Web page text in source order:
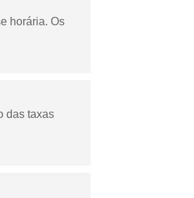
horária. Os
das taxas